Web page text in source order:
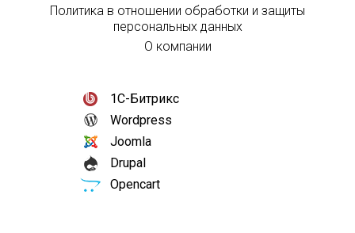
Политика в отношении обработки и защиты
персональных данных
О компании
1С-Битрикс
Wordpress
Joomla
Drupal
Opencart